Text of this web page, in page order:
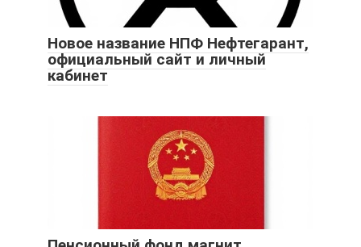
Новое название НПФ Нефтегарант,
официальный сайт и личный
кабинет